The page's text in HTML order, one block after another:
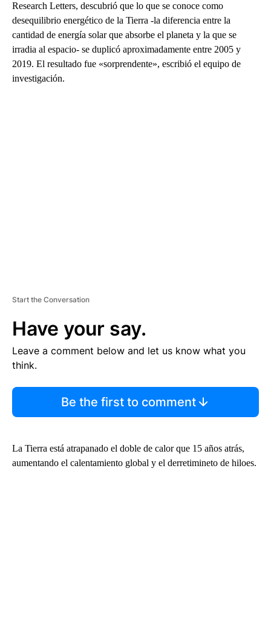
Research Letters, descubrió que lo que se conoce como
desequilibrio energético de la Tierra -la diferencia entre la
cantidad de energía solar que absorbe el planeta y la que se
irradia al espacio- se duplicó aproximadamente entre 2005 y
2019. El resultado fue «sorprendente», escribió el equipo de
investigación.
Start the Conversation
Have your say.
Leave a comment below and let us know what you
think.
Be the first to comment
La Tierra está atrapanado el doble de calor que 15 años atrás,
aumentando el calentamiento global y el derretimineto de hiloes.